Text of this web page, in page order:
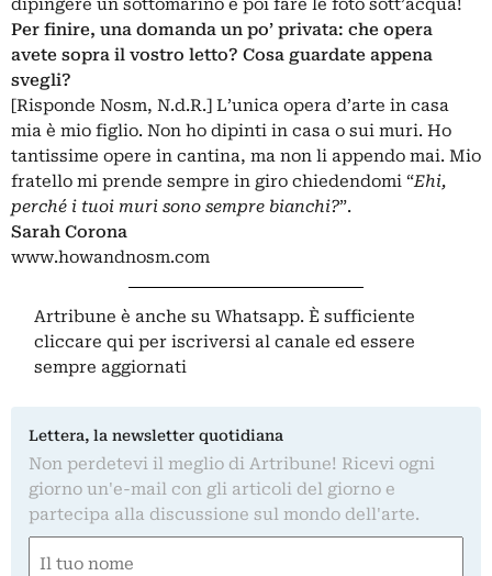
Per finire, una domanda un po’ privata: che opera
avete sopra il vostro letto? Cosa guardate appena
svegli?
[Risponde Nosm, N.d.R.] L’unica opera d’arte in casa
mia è mio figlio. Non ho dipinti in casa o sui muri. Ho
tantissime opere in cantina, ma non li appendo mai. Mio
fratello mi prende sempre in giro chiedendomi “Ehi,
perché i tuoi muri sono sempre bianchi?”.
Sarah Corona
www.howandnosm.com
Artribune è anche su Whatsapp. È sufficiente
cliccare qui per iscriversi al canale ed essere
sempre aggiornati
Lettera, la newsletter quotidiana
Non perdetevi il meglio di Artribune! Ricevi ogni
giorno un'e-mail con gli articoli del giorno e
partecipa alla discussione sul mondo dell'arte.